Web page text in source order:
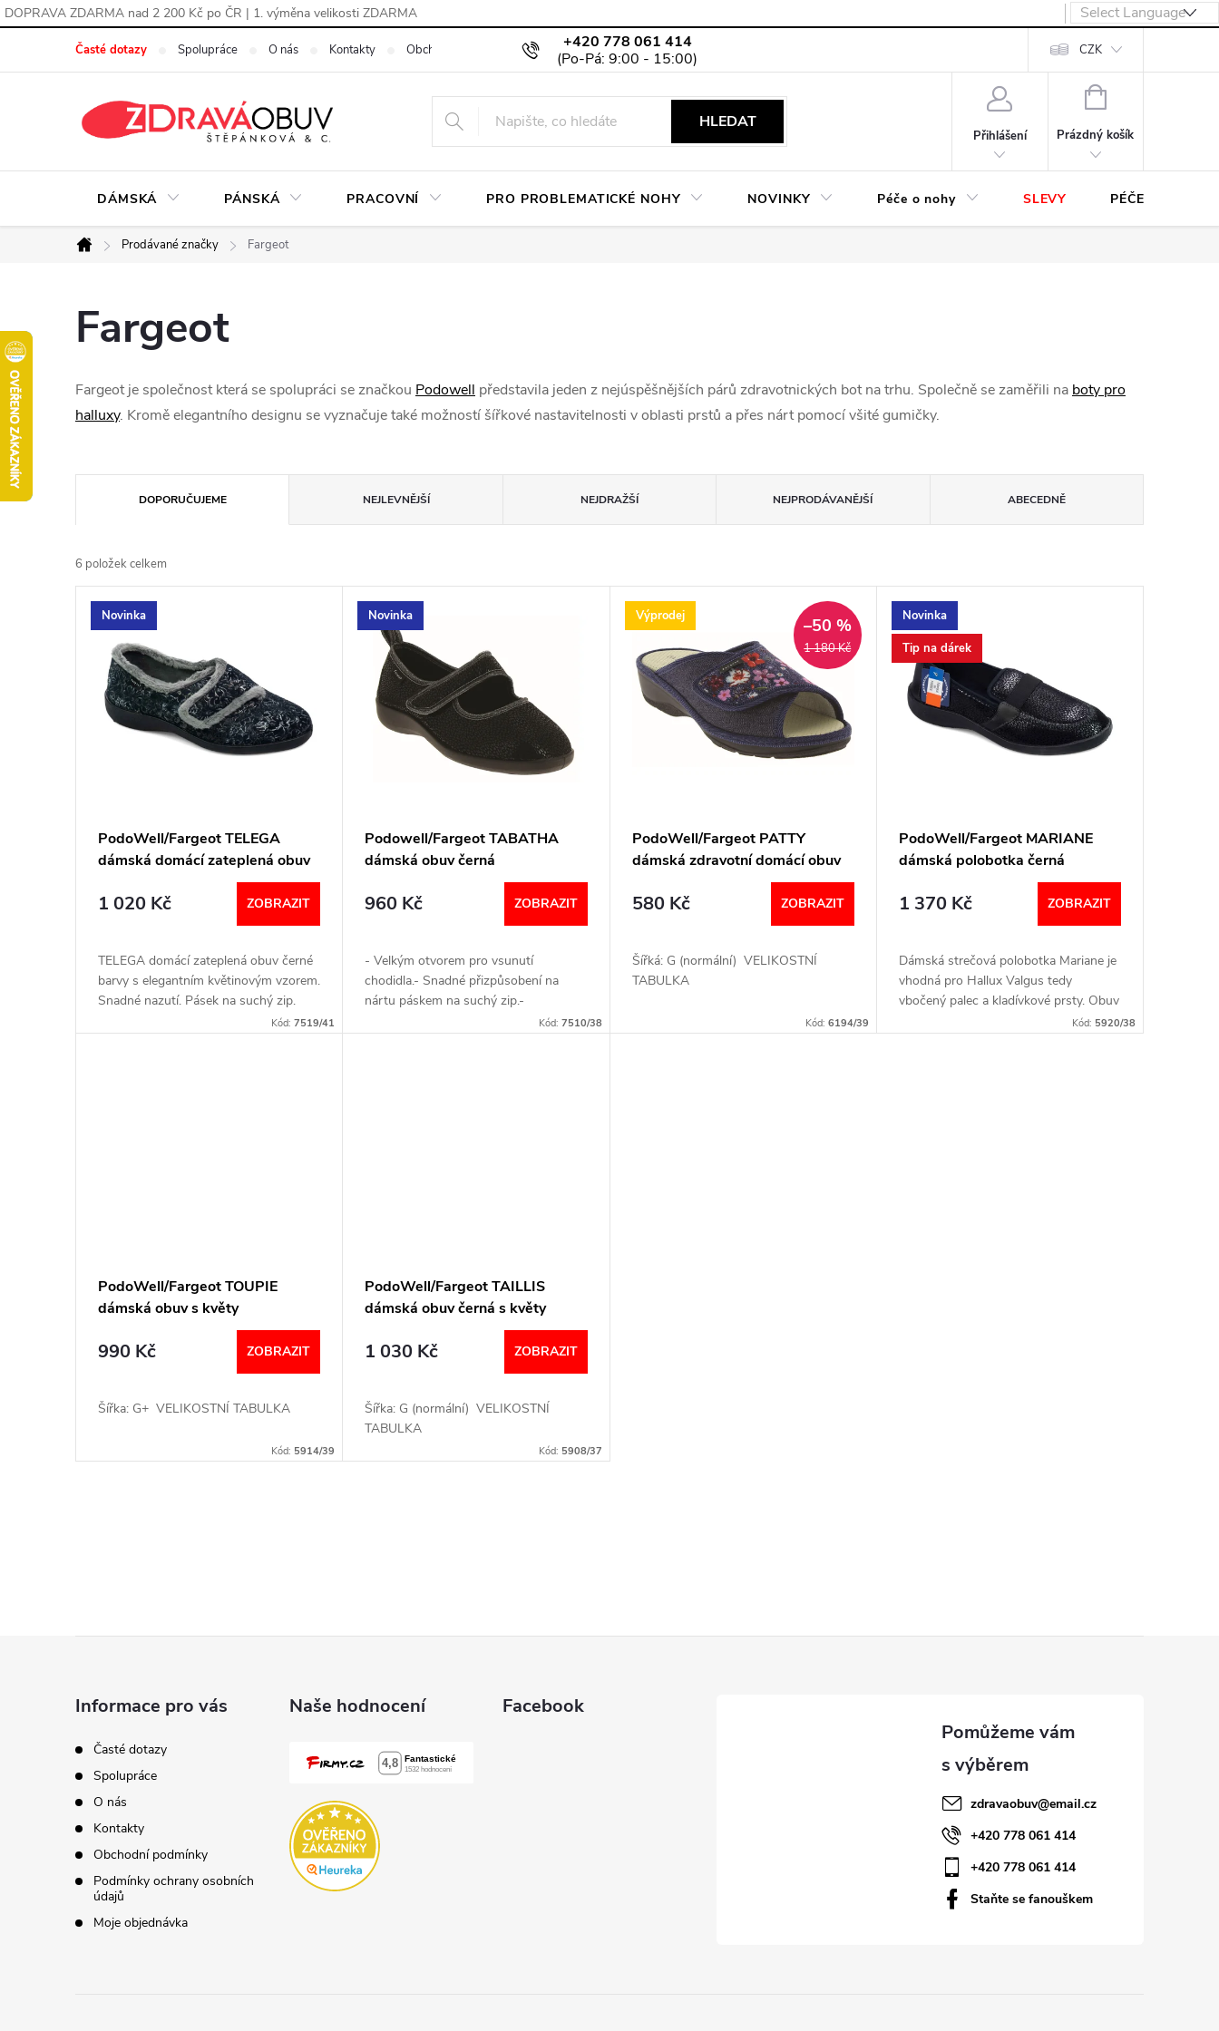
DOPRAVA ZDARMA nad 2 200 Kč po ČR | 1. výměna velikosti ZDARMA
+420 778 061 414
Časté dotazy Spolupráce O nás Kontakty Obchodní podmínky Podmínky ochrany osobních údajů CZK
HLEDAT
Přihlášení
NÁKUPNÍ
Prázdný košík
DÁMSKÁ PÁNSKÁ PRACOVNÍ PRO PROBLEMATICKÉ NOHY NOVINKY Péče o nohy SLEVY PÉČE O OBUV
Domů
Prodávané značky Fargeot
Fargeot
Fargeot je společnost která se spolupráci se značkou Podowell představila jeden z nejúspěšnějších párů zdravotnických bot na trhu. Společně se zaměřili na boty pro
halluxy. Kromě elegantního designu se vyznačuje také možností šířkové nastavitelnosti v oblasti prstů a přes nárt pomocí všité gumičky.
a
z
e
t
DOPORUČUJEME NEJLEVNĚJŠÍ NEJDRAŽŠÍ NEJPRODÁVANĚJŠÍ ABECEDNĚ
6 položek celkem
VNovinka
PodoWell/Fargeot TELEGA
dámská domácí zateplená obuv
1 020 Kč ZOBRAZIT
TELEGA domácí zateplená obuv černé
barvy s elegantním květinovým vzorem.
Snadné nazutí. Pásek na suchý zip.
Šířka: G+ VELIKOSTNÍ TABULKA
Kód:7519/41
Novinka
Podowell/Fargeot TABATHA
dámská obuv černá
960 Kč ZOBRAZIT
- Velkým otvorem pro vsunutí
chodidla.- Snadné přizpůsobení na
nártu páskem na suchý zip.-
Vyjímatelná vložka.- Aktivní podrážka,
Kód: 7510/38
Výprodej
1 180 Kč
–50 %
PodoWell/Fargeot PATTY
dámská zdravotní domácí obuv
580 Kč ZOBRAZIT
Šířká: G (normální) VELIKOSTNÍ
TABULKA
Kód: 6194/39
Novinka
Tip na dárek
PodoWell/Fargeot MARIANE
dámská polobotka černá
1 370 Kč ZOBRAZIT
Dámská strečová polobotka Mariane je
vhodná pro Hallux Valgus tedy
vbočený palec a kladívkové prsty. Obuv
má vyjímatelnou stélkou, takže můžete
Kód: 5920/38
PodoWell/Fargeot TOUPIE
dámská obuv s květy
990 Kč ZOBRAZIT
Šířka: G+ VELIKOSTNÍ TABULKA
Kód: 5914/39
PodoWell/Fargeot TAILLIS
dámská obuv černá s květy
1 030 Kč ZOBRAZIT
Šířka: G (normální) VELIKOSTNÍ
TABULKA
Kód: 5908/37
á
a
c
í
p
r
v
k
Informace pro vás
Časté dotazy
Spolupráce
O nás
Kontakty
Obchodní podmínky
Podmínky ochrany osobních
údajů
Moje objednávka
Naše hodnocení Facebook
zdravaobuv@email.cz
+420 778 061 414
+420 778 061 414
Staňte se fanouškem